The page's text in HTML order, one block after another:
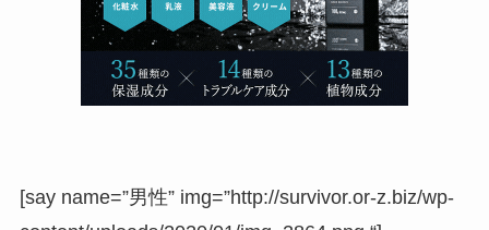
[say name=”男性” img=”http://survivor.or-z.biz/wp-